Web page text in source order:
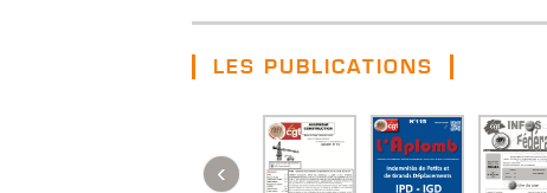
LES PUBLICATIONS
‹